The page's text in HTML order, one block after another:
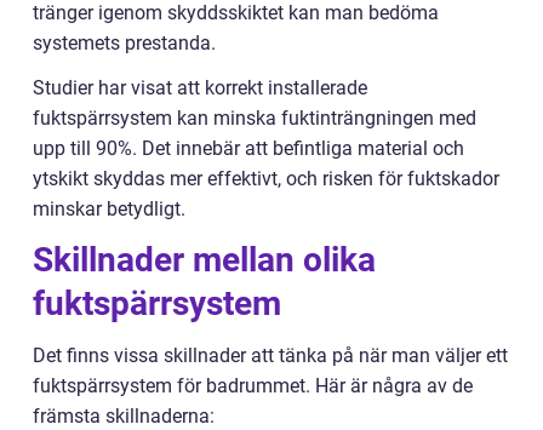
tränger igenom skyddsskiktet kan man bedöma
systemets prestanda.
Studier har visat att korrekt installerade
fuktspärrsystem kan minska fuktinträngningen med
upp till 90%. Det innebär att befintliga material och
ytskikt skyddas mer effektivt, och risken för fuktskador
minskar betydligt.
Skillnader mellan olika
fuktspärrsystem
Det finns vissa skillnader att tänka på när man väljer ett
fuktspärrsystem för badrummet. Här är några av de
främsta skillnaderna: